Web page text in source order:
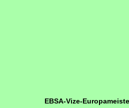
EBSA-Vize-